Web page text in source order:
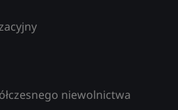
niewolnictwa